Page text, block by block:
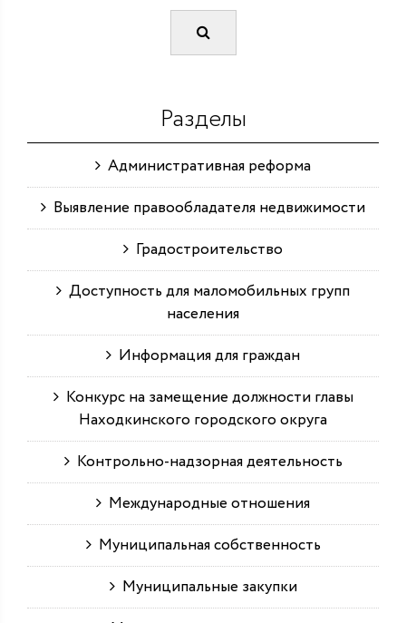
Разделы
Административная реформа
Выявление правообладателя недвижимости
Градостроительство
Доступность для маломобильных групп
населения
Информация для граждан
Конкурс на замещение должности главы
Находкинского городского округа
Контрольно-надзорная деятельность
Международные отношения
Муниципальная собственность
Муниципальные закупки